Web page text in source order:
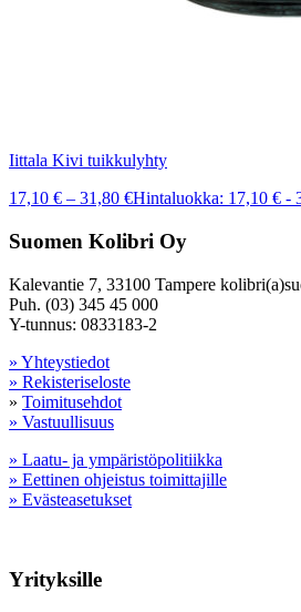
Iittala Kivi tuikkulyhty
17,10 € – 31,80 €Hintaluokka: 17,10 € -
Suomen Kolibri Oy
Kalevantie 7, 33100 Tampere
Puh. (03) 345 45 000
Y-tunnus: 0833183-2
» Yhteystiedot
» Rekisteriseloste
» Toimitusehdot
» Vastuullisuus
» Laatu- ja ympäristöpolitiikka
» Eettinen ohjeistus toimittajille
» Evästeasetukset
Yrityksille